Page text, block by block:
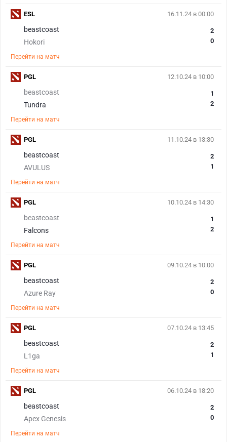
16.11.24 в 00:00
beastcoast
Hokori
2
0
Перейти на матч
ESL
12.10.24 в 10:00
beastcoast
Tundra
1
2
Перейти на матч
PGL
11.10.24 в 13:30
beastcoast
AVULUS
2
1
Перейти на матч
PGL
10.10.24 в 14:30
beastcoast
Falcons
1
2
Перейти на матч
PGL
09.10.24 в 10:00
beastcoast
Azure Ray
2
0
Перейти на матч
PGL
07.10.24 в 13:45
beastcoast
L1ga
2
1
Перейти на матч
PGL
06.10.24 в 18:20
beastcoast
Apex Genesis
2
0
Перейти на матч
PGL